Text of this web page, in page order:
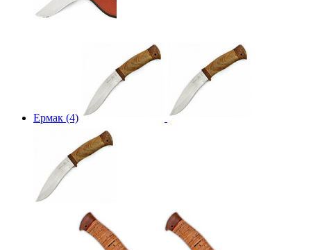
Ермак (4)